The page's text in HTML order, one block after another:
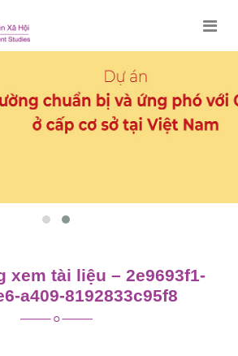
xem tài liệu – 2e9693f1-
a409-8192833c95f8